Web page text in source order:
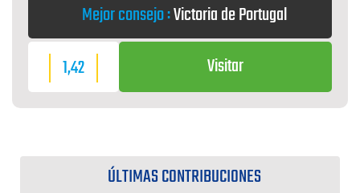
Mejor consejo :Victoria de Portugal
1,42
Visitar
ÚLTIMAS CONTRIBUCIONES